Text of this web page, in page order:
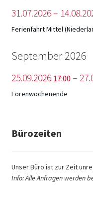
31.07.2026– 14.08.
Ferienfahrt Mittel
September 2026
25.09.2026 17:00 – 27.
Forenwochenende
Bürozeiten
Unser Büro ist zur Zeit
Info: Alle Anfragen werden